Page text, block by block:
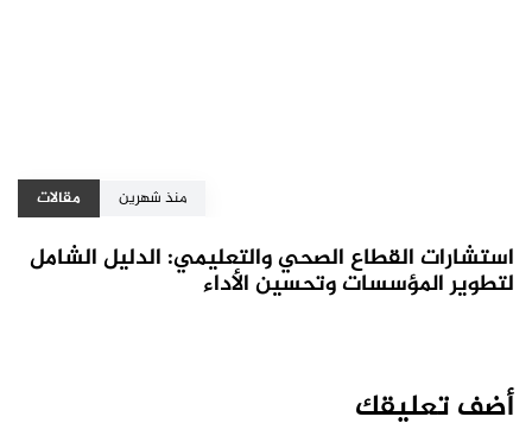
منذ شهرين مقالات
استشارات القطاع الصحي والتعليمي: الدليل الشامل
لتطوير المؤسسات وتحسين الأداء
أضف تعليقك